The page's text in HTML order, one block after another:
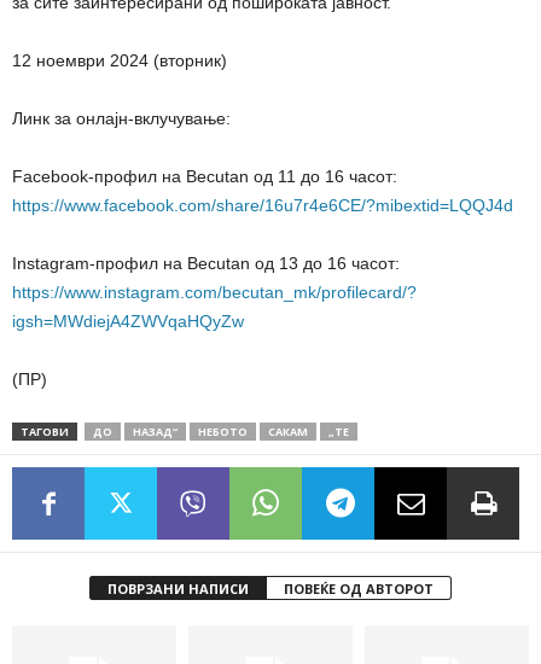
12 ноември 2024 (вторник)
Линк за онлајн-вклучување:
Facebook-профил на Becutan од 11 до 16 часот:
https://www.facebook.com/share/16u7r4e6CE/?mibextid=LQQJ4d
Instagram-профил на Becutan од 13 до 16 часот:
https://www.instagram.com/becutan_mk/profilecard/?
igsh=MWdiejA4ZWVqaHQyZw
(ПР)
ТАГОВИ ДО НАЗАД“ НЕБОТО САКАМ „TЕ
ПОВРЗАНИ НАПИСИ ПОВЕЌЕ ОД АВТОРОТ